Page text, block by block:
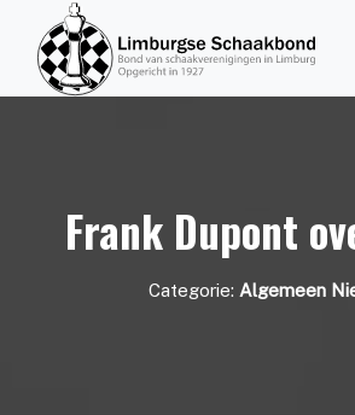
Frank Dupont
Categorie: Algemeen